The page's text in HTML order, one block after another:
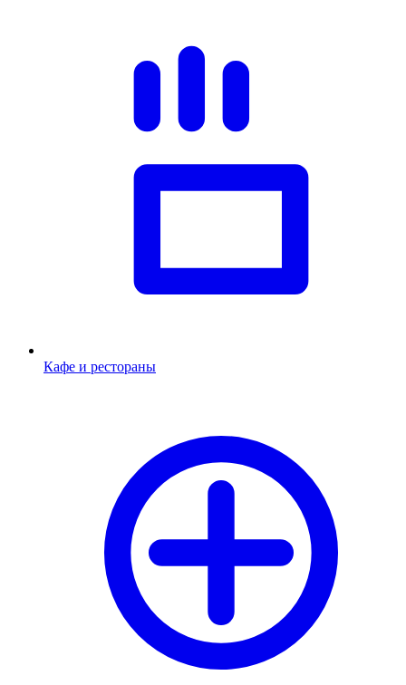
Кафе и рестораны